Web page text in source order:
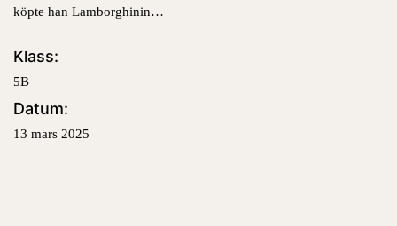
köpte han Lamborghinin…
Klass:
5B
Datum:
13 mars 2025